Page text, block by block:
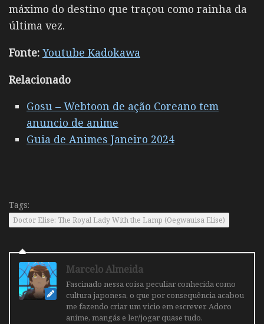
máximo do destino que traçou como rainha da
última vez.
Fonte: Youtube Kadokawa
Relacionado
Gosu – Webtoon de ação Coreano tem
anuncio de anime
Guia de Animes Janeiro 2024
Tags:
Doctor Elise: The Royal Lady With the Lamp (Oegwauisa Elise)
Marcelo Almeida
Fascinado nessa coisa peculiar conhecida como
cultura japonesa, o que por consequência acabou
me fazendo criar um vicio em escrever. Adoro
anime, mangás e ler/jogar quase tudo.